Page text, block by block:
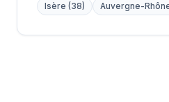
Isère (38) Auvergne-